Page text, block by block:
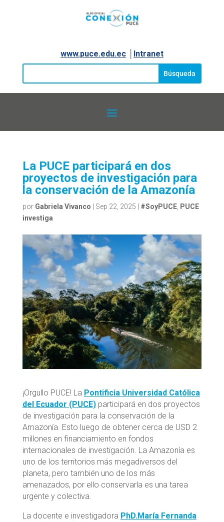
www.puce.edu.ec│ Intranet
La PUCE participará en dos
proyectos de investigación para
la conservación de la Amazonía
por Gabriela Vivanco Sep 22, 2025 #SoyPUCE, PUCE
investiga
¡Orgullo PUCE! La Pontificia Universidad Católica
del Ecuador (PUCE)participará en dos proyectos
de investigación para la conservación de la
Amazonía. Esto luego de obtener cerca de USD 2
millones en financiamiento en fondos
internacionales de investigación. La Amazonía es
uno de los territorios más megadiversos del
planeta, pero también uno de los más
amenazados, por ello conservarla es una tarea
urgente y colectiva.
La docente e investigadora PhD.María Fernanda